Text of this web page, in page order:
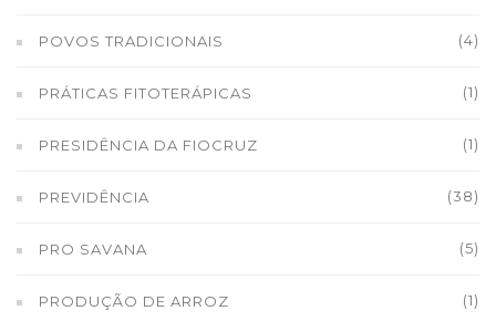
POVOS TRADICIONAIS (4)
PRÁTICAS FITOTERÁPICAS (1)
PRESIDÊNCIA DA FIOCRUZ (1)
PREVIDÊNCIA (38)
PRO SAVANA (5)
PRODUÇÃO DE ARROZ (1)